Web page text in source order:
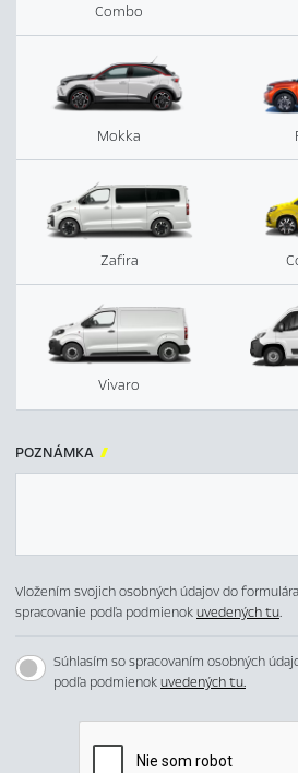
Combo
Mokka
Zafira
Vivaro
POZNÁMKA 
Vložením svojich osobných údajov do
spracovanie podľa podmienokuvedených tu.
Súhlasím so spracovaním osobných
podľa podmienokuvedených tu.